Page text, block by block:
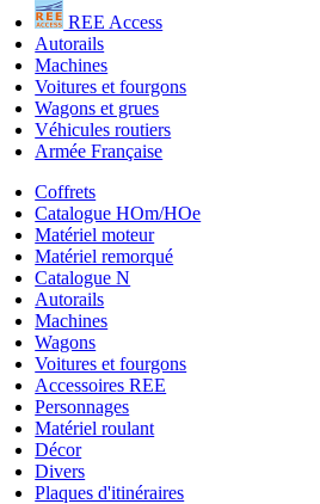
REE Access
Autorails
Machines
Voitures et fourgons
Wagons et grues
Véhicules routiers
Armée Française
Coffrets
Catalogue HOm/HOe
Matériel moteur
Matériel remorqué
Catalogue N
Autorails
Machines
Wagons
Voitures et fourgons
Accessoires REE
Personnages
Matériel roulant
Décor
Divers
Plaques d'itinéraires